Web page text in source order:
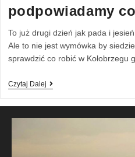
podpowiadamy
To już drugi dzień jak pada i
Ale to nie jest wymówka by
sprawdzić co robić w Kołobrzegu
Czytaj Dalej